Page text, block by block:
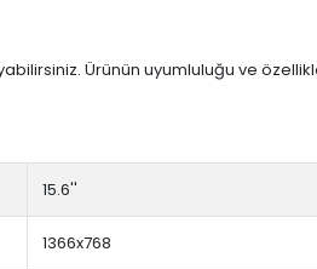
Ürünün uyumluluğu ve
15.6''
1366x768